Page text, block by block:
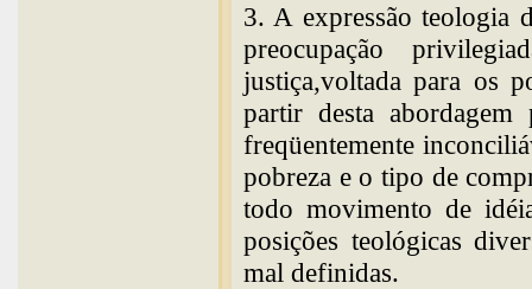
3. A expressão teologia
preocupação
justiça,voltada para os
partir desta abordagem
freqüentemente
pobreza e o tipo de
todo movimento de
posições teológicas
mal definidas.